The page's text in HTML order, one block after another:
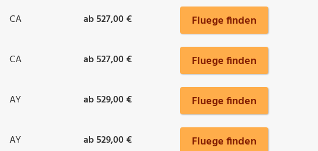
CA ab 527,00 € Fluege finden
CA ab 527,00 € Fluege finden
AY ab 529,00 € Fluege finden
AY ab 529,00 € Fluege finden